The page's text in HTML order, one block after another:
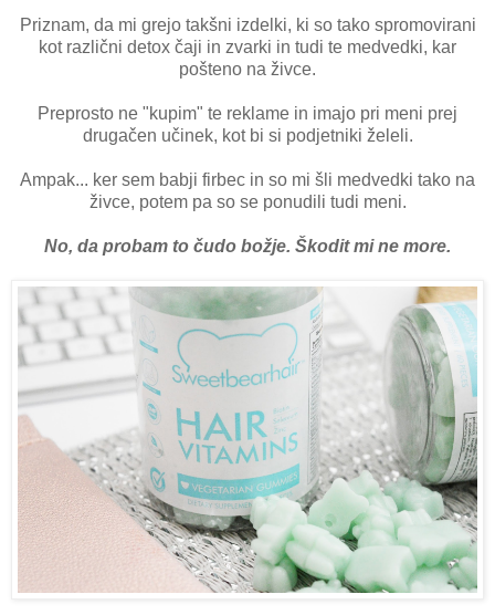
Priznam, da mi grejo takšni izdelki, ki so tako spromovirani
kot različni detox čaji in zvarki in tudi te medvedki, kar
pošteno na živce.
Preprosto ne "kupim" te reklame in imajo pri meni prej
drugačen učinek, kot bi si podjetniki želeli.
Ampak... ker sem babji firbec in so mi šli medvedki tako na
živce, potem pa so se ponudili tudi meni.
No, da probam to čudo božje. Škodit mi ne more.